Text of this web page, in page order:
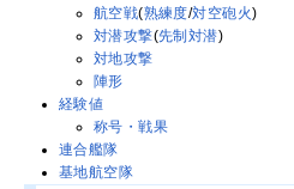
航空戦(熟練度/対空砲火)
対潜攻撃(先制対潜)
対地攻撃
陣形
経験値
称号・戦果
連合艦隊
基地航空隊